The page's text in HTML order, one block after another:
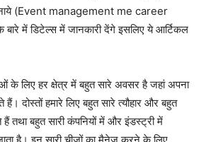
(Event management me career
में डिटेल्स में जानकारी देंगे इसलिए ये आर्टिकल
के लिए हर क्षेत्र में बहुत सारे अवसर है जहां अपना
दोस्तों हमारे लिए बहुत सारे त्यौहार और बहुत
तथा बहुत सारी कंपनियों में और इंडस्ट्री में